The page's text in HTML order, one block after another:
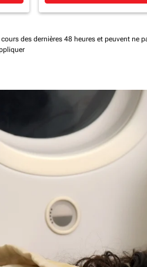
des dernières 48 heures et peuvent ne